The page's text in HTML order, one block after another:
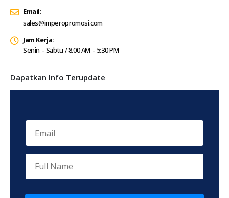
Email:
sales@imperopromosi.com
Jam Kerja:
Senin – Sabtu / 8.00 AM – 5:30 PM
Dapatkan Info Terupdate